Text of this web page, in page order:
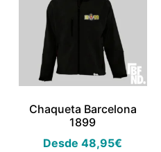
Chaqueta Barcelona
1899
Desde48,95€